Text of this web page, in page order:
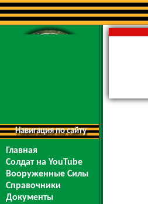
Навигация по сайту
Главная
Солдат на YouTube
Вооруженные Силы
Справочники
Документы